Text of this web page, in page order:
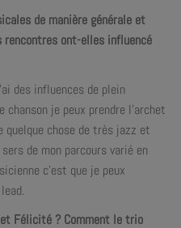
de manière générale et
rencontres ont-elles influencé
des influences de plein
je peux prendre l’archet
chose de très jazz et
de mon parcours varié en
c’est que je peux
Félicité ? Comment le trio